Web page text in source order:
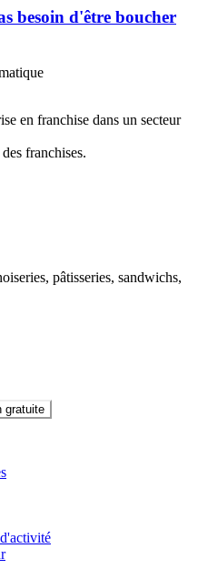
besoin d'être boucher
en franchise dans un secteur
franchises.
pâtisseries, sandwichs,
gratuite